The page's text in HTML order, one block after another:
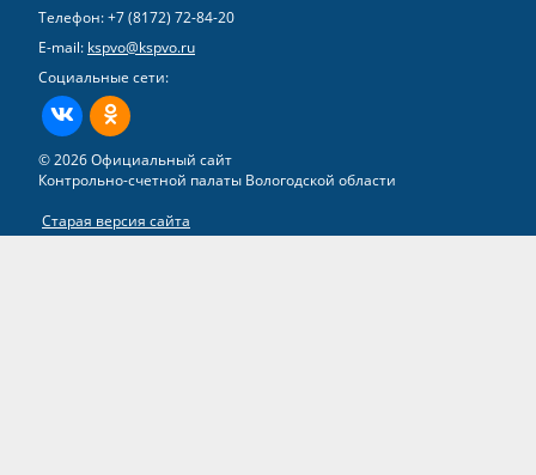
Телефон:+7 (8172) 72-84-20
E-mail: kspvo@kspvo.ru
Социальные сети:
ВКонтактеОдноклассники
© 2026 Официальный сайт
Контрольно-счетной палаты Вологодской области
Старая версия сайта